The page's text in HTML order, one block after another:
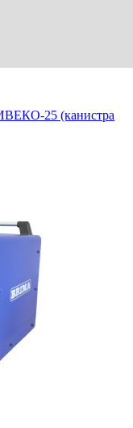
25 (канистра